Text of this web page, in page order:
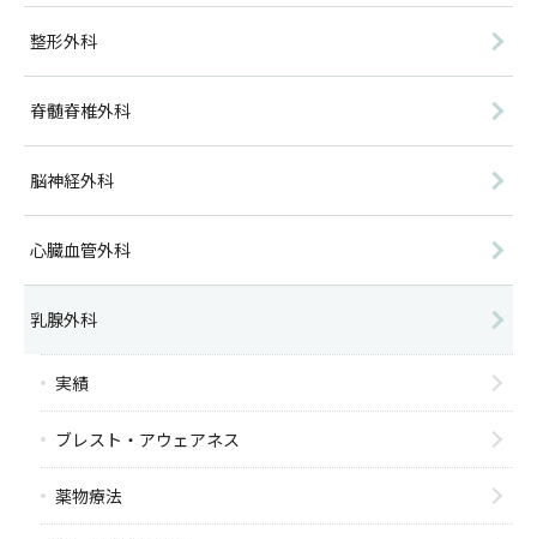
整形外科
脊髄脊椎外科
脳神経外科
心臓血管外科
乳腺外科
実績
ブレスト・アウェアネス
薬物療法